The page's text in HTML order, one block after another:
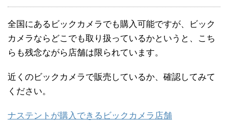
全国にあるビックカメラでも購入可能ですが、ビック
カメラならどこでも取り扱っているかというと、こち
らも残念ながら店舗は限られています。
近くのビックカメラで販売しているか、確認してみて
ください。
ナステントが購入できるビックカメラ店舗